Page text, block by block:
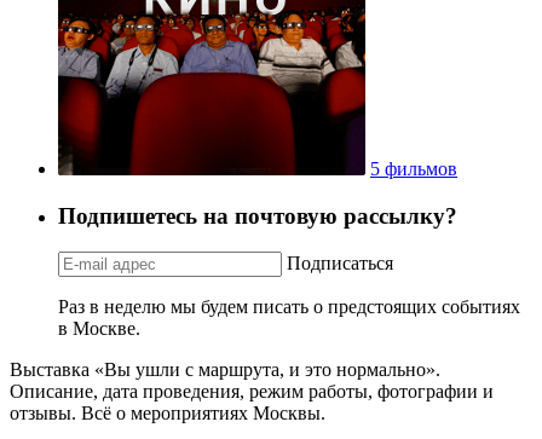
5 фильмов
Подпишетесь на почтовую рассылку?
Подписаться
Раз в неделю мы будем писать о предстоящих событиях
в Москве.
Выставка «Вы ушли с маршрута, и это нормально».
Описание, дата проведения, режим работы, фотографии и
отзывы. Всё о мероприятиях Москвы.